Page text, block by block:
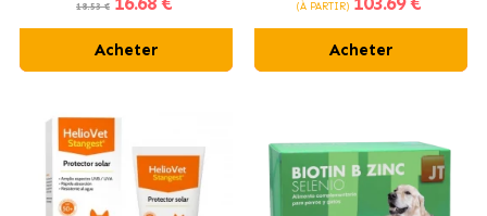
18.53 €
Acheter
et Chats
(À PARTIR)
Acheter